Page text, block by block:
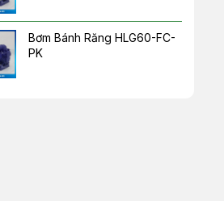
Bơm Bánh Răng HLG60-FC-
PK